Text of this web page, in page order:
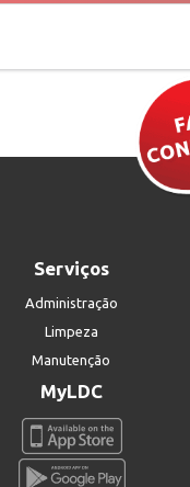
Serviços
Administração
Limpeza
Manutenção
MyLDC